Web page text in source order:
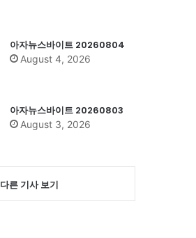
아자뉴스바이트 20260804
August 4, 2026
아자뉴스바이트 20260803
August 3, 2026
다른 기사 보기